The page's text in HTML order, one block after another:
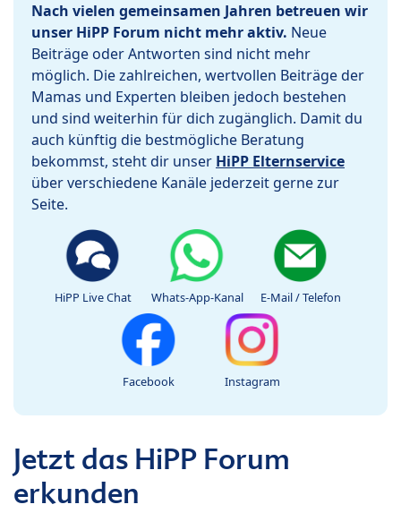
Nach vielen gemeinsamen Jahren betreuen wir
unser HiPP Forum nicht mehr aktiv. Neue
Beiträge oder Antworten sind nicht mehr
möglich. Die zahlreichen, wertvollen Beiträge der
Mamas und Experten bleiben jedoch bestehen
und sind weiterhin für dich zugänglich. Damit du
auch künftig die bestmögliche Beratung
bekommst, steht dir unser HiPP Elternservice
über verschiedene Kanäle jederzeit gerne zur
Seite.
HiPP Live Chat Whats-App-Kanal E-Mail / Telefon
Facebook Instagram
Jetzt das HiPP Forum
erkunden